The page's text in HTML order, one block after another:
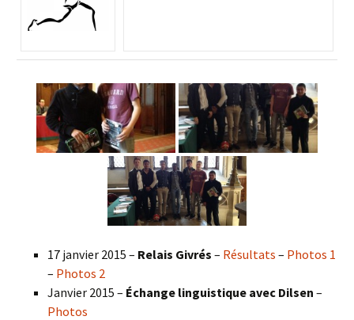
17 janvier 2015 – Relais Givrés – Résultats – Photos 1
– Photos 2
Janvier 2015 – Échange linguistique avec Dilsen –
Photos